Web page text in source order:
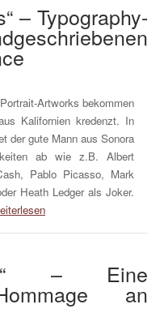
– Typography-
Artworks bekommen
Kalifornien kredenzt. In
der gute Mann aus Sonora
ab wie z.B. Albert
Pablo Picasso, Mark
Heath Ledger als Joker.
– Eine
an